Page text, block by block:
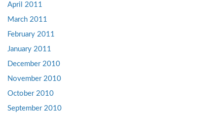
April 2011
March 2011
February 2011
January 2011
December 2010
November 2010
October 2010
September 2010